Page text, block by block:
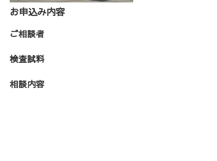
お申込み内容
ご相談者
検査試料
相談内容